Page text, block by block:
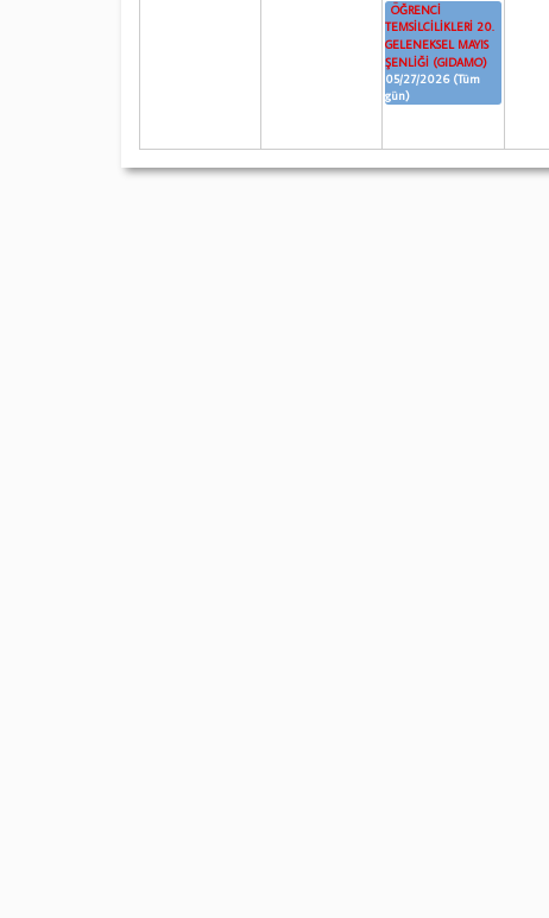
ÖĞRENCİ
TEMSİLCİLİKLERİ 20.
GELENEKSEL MAYIS
ŞENLİĞİ (GIDAMO)
05/27/2026 (Tüm
gün)